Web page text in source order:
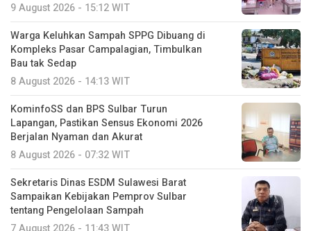
9 August 2026 - 15:12 WIT
Warga Keluhkan Sampah SPPG Dibuang di
Kompleks Pasar Campalagian, Timbulkan
Bau tak Sedap
8 August 2026 - 14:13 WIT
KominfoSS dan BPS Sulbar Turun
Lapangan, Pastikan Sensus Ekonomi 2026
Berjalan Nyaman dan Akurat
8 August 2026 - 07:32 WIT
Sekretaris Dinas ESDM Sulawesi Barat
Sampaikan Kebijakan Pemprov Sulbar
tentang Pengelolaan Sampah